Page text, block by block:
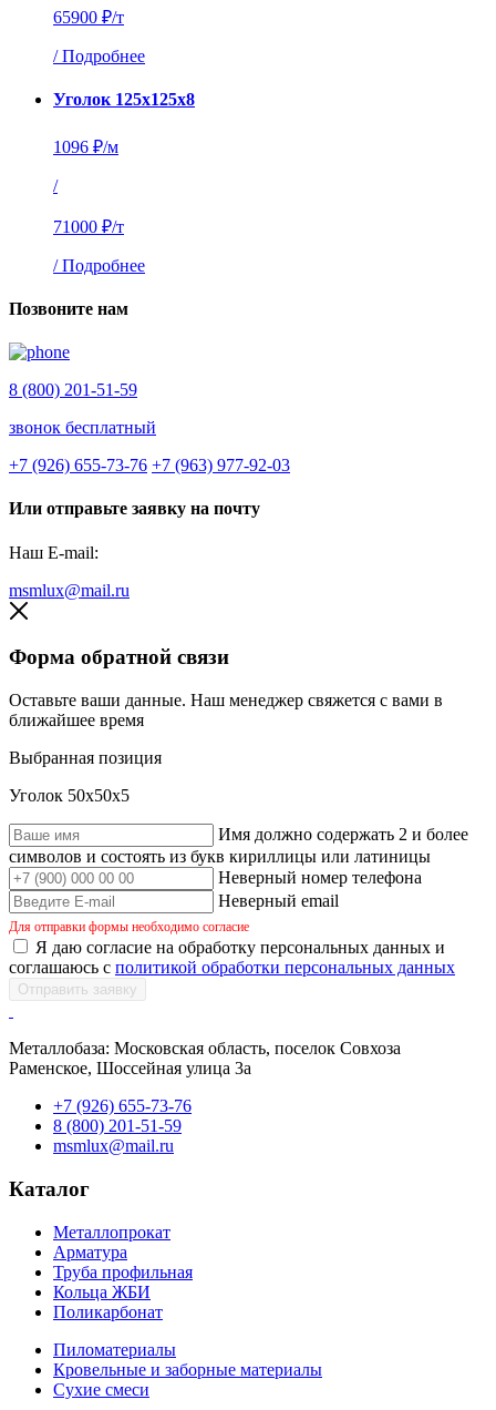
65900 ₽/т
/ Подробнее
Уголок 125х125х8
1096 ₽/м
/
71000 ₽/т
/ Подробнее
Позвоните нам
8 (800) 201-51-59
звонок бесплатный
+7 (926) 655-73-76 +7 (963) 977-92-03
Или отправьте заявку на почту
Наш E-mail:
msmlux@mail.ru
Форма обратной связи
Оставьте ваши данные. Наш менеджер свяжется с вами в
ближайшее время
Выбранная позиция
Уголок 50х50х5
Имя должно содержать 2 и более
символов и состоять из букв кириллицы или латиницы
Неверный номер телефона
Неверный email
Для отправки формы необходимо согласие
Я даю согласие на обработку персональных данных и
соглашаюсь с политикой обработки персональных данных
Отправить заявку
Металлобаза: Московская область, поселок Совхоза
Раменское, Шоссейная улица 3а
+7 (926) 655-73-76
8 (800) 201-51-59
msmlux@mail.ru
Каталог
Металлопрокат
Арматура
Труба профильная
Кольца ЖБИ
Поликарбонат
Пиломатериалы
Кровельные и заборные материалы
Сухие смеси